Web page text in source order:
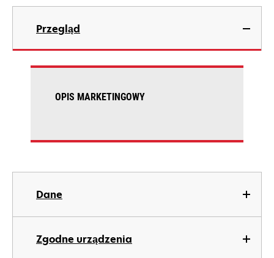
Przegląd
Dane
Zgodne urządzenia
OPIS MARKETINGOWY